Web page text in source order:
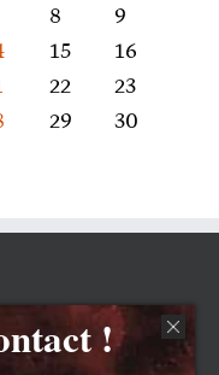
8
9
15
16
22
23
29
30
!